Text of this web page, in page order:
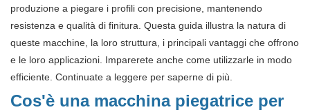
produzione a piegare i profili con precisione, mantenendo
resistenza e qualità di finitura. Questa guida illustra la natura di
queste macchine, la loro struttura, i principali vantaggi che offrono
e le loro applicazioni. Imparerete anche come utilizzarle in modo
efficiente. Continuate a leggere per saperne di più.
Cos'è una macchina piegatrice per